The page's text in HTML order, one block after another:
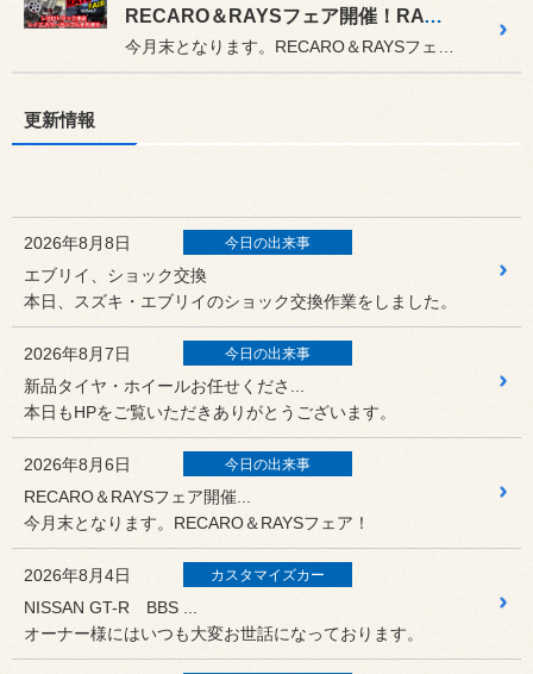
RECARO＆RAYSフェア開催！RAYSグッズ取り扱い始めました！
更新情報
2026年8月8日 今日の出来事
エブリイ、ショック交換
本日、スズキ・エブリイのショック交換作業をしました。
2026年8月7日 今日の出来事
新品タイヤ・ホイールお任せくださ...
本日もHPをご覧いただきありがとうございます。
2026年8月6日 今日の出来事
RECARO＆RAYSフェア開催...
今月末となります。RECARO＆RAYSフェア！
2026年8月4日 カスタマイズカー
NISSAN GT-R BBS ...
オーナー様にはいつも大変お世話になっております。